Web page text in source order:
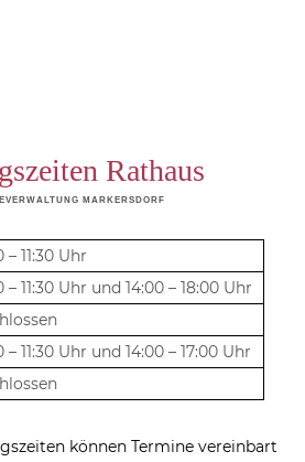
Rathaus
MARKERSDORF
– 11:30 Uhr
– 11:30 Uhr und 14:00 – 18:00 Uhr
– 11:30 Uhr und 14:00 – 17:00 Uhr
können Termine vereinbart